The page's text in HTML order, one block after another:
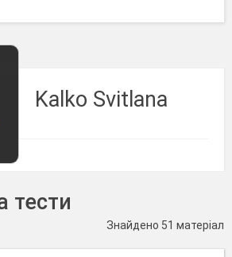
Kalko Svitlana
тести
Знайдено 51 матеріал